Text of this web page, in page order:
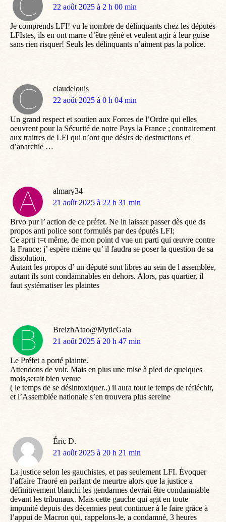
dit
22 août 2025 à 2 h 00 min
Je comprends LFI! vu le nombre de délinquants chez les députés
LFIstes, ils en ont marre d’être gêné et veulent agir à leur guise
sans rien risquer! Seuls les délinquants n’aiment pas la police.
claudelouis
dit
22 août 2025 à 0 h 04 min
Un grand respect et soutien aux Forces de l’Ordre qui elles
oeuvrent pour la Sécurité de notre Pays la France ; contrairement
aux traitres de LFI qui n’ont que désirs de destructions et
d’anarchie …
almary34
dit
21 août 2025 à 22 h 31 min
Brvo pur l’ action de ce préfet. Ne in laisser passer dès que ds
propos anti police sont formulés par des éputés LFI;
Ce aprti t=t même, de mon point d vue un parti qui œuvre contre
la France; j’ espère même qu’ il faudra se poser la question de sa
dissolution.
Autant les propos d’ un député sont libres au sein de l assemblée,
autant ils sont condamnables en dehors. Alors, pas quartier, il
faut systématiser les plaintes
BreizhAtao@MyticGaia
dit
21 août 2025 à 20 h 47 min
Le Préfet a porté plainte.
Attendons de voir. Mais en plus une mise à pied de quelques
mois,serait bien venue
( le temps de se désintoxiquer..) il aura tout le temps de réfléchir,
et l’Assemblée nationale s’en trouvera plus sereine
Éric D.
dit
21 août 2025 à 20 h 21 min
La justice selon les gauchistes, et pas seulement LFI. Évoquer
l’affaire Traoré en parlant de meurtre alors que la justice a
définitivement blanchi les gendarmes devrait être condamnable
devant les tribunaux. Mais cette gauche qui agit en toute
impunité depuis des décennies peut continuer à le faire grâce à
l’appui de Macron qui, rappelons-le, a condamné, 3 heures